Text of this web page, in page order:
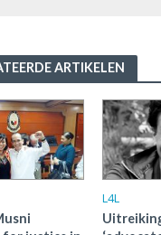
ARTIKELEN
L4L